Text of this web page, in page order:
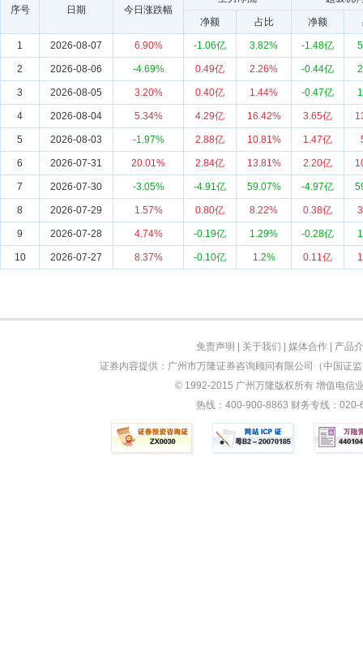
序号 日期 今日涨跌幅
净额 占比 净额
1 2026-08-07 6.90% -1.06亿 3.82% -1.48亿
2 2026-08-06 -4.69% 0.49亿 2.26% -0.44亿
3 2026-08-05 3.20% 0.40亿 1.44% -0.47亿
4 2026-08-04 5.34% 4.29亿 16.42% 3.65亿
5 2026-08-03 -1.97% 2.88亿 10.81% 1.47亿
6 2026-07-31 20.01% 2.84亿 13.81% 2.20亿
7 2026-07-30 -3.05% -4.91亿 59.07% -4.97亿
8 2026-07-29 1.57% 0.80亿 8.22% 0.38亿
9 2026-07-28 4.74% -0.19亿 1.29% -0.28亿
10 2026-07-27 8.37% -0.10亿 1.2% 0.11亿
免责声明 关于我们 媒体合作
产品
证券内容提供：广州市万隆证券咨询顾问有限公司（中国证
© 1992-2015 广州万隆版权所有 增值电信
热线：400-900-8863 财务专线：